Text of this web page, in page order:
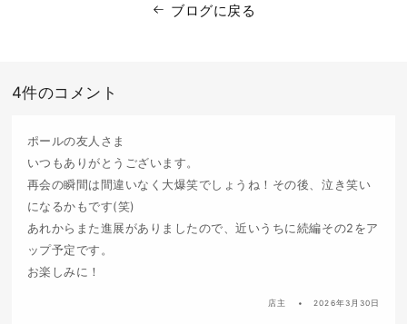
ブログに戻る
4件のコメント
ポールの友人さま
いつもありがとうございます。
再会の瞬間は間違いなく大爆笑でしょうね！その後、泣き笑い
になるかもです(笑)
あれからまた進展がありましたので、近いうちに続編その2をア
ップ予定です。
お楽しみに！
店主 2026年3月30日